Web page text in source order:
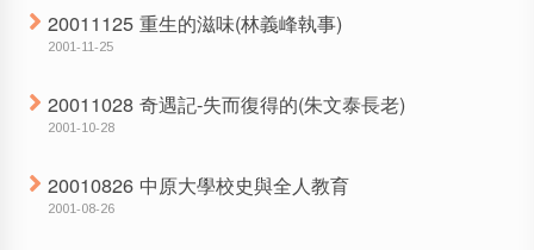
20011125 重生的滋味(林義峰執事)
2001-11-25
20011028 奇遇記-失而復得的(朱文泰長老)
2001-10-28
20010826 中原大學校史與全人教育
2001-08-26